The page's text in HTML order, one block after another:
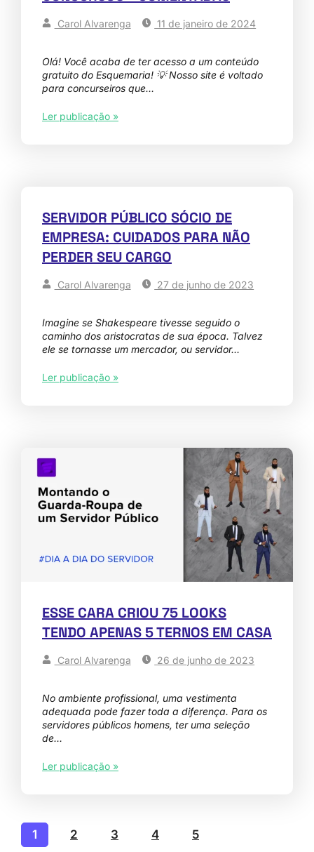
Carol Alvarenga 11 de janeiro de 2024
Olá! Você acaba de ter acesso a um conteúdo
gratuito do Esquemaria! 💡 Nosso site é voltado
para concurseiros que…
Ler publicação »
SERVIDOR PÚBLICO SÓCIO DE
EMPRESA: CUIDADOS PARA NÃO
PERDER SEU CARGO
Carol Alvarenga 27 de junho de 2023
Imagine se Shakespeare tivesse seguido o
caminho dos aristocratas de sua época. Talvez
ele se tornasse um mercador, ou servidor…
Ler publicação »
ESSE CARA CRIOU 75 LOOKS
TENDO APENAS 5 TERNOS EM CASA
Carol Alvarenga 26 de junho de 2023
No ambiente profissional, uma vestimenta
adequada pode fazer toda a diferença. Para os
servidores públicos homens, ter uma seleção
de…
Ler publicação »
1 2 3 4 5